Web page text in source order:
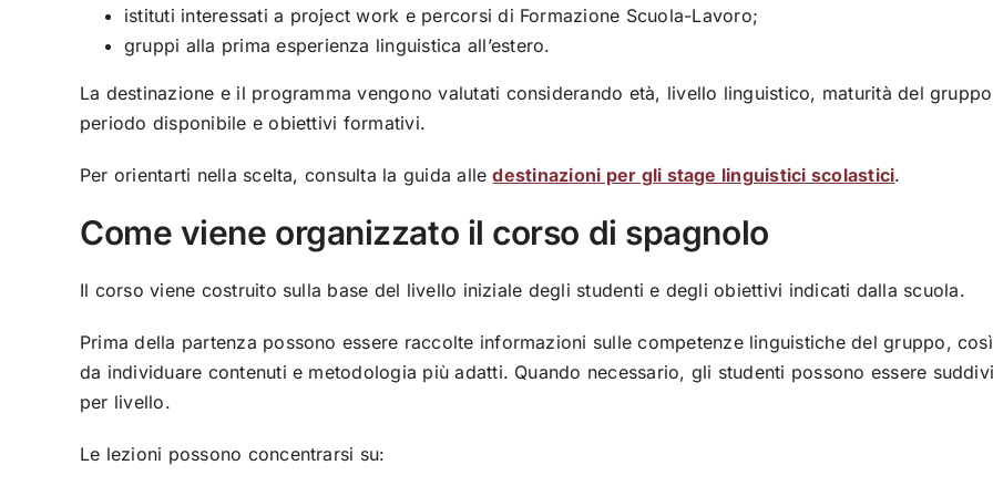
istituti interessati a project work e percorsi di Formazione Scuola-Lavoro;
gruppi alla prima esperienza linguistica all’estero.
La destinazione e il programma vengono valutati considerando età, livello linguistico, maturità del
periodo disponibile e obiettivi formativi.
Per orientarti nella scelta, consulta la guida alledestinazioni per gli stage linguistici scolastici.
Come viene organizzato il corso di spagnolo
Il corso viene costruito sulla base del livello iniziale degli studenti e degli obiettivi indicati dalla scuola.
Prima della partenza possono essere raccolte informazioni sulle competenze linguistiche del gruppo, così
da individuare contenuti e metodologia più adatti. Quando necessario, gli studenti possono essere
per livello.
Le lezioni possono concentrarsi su: